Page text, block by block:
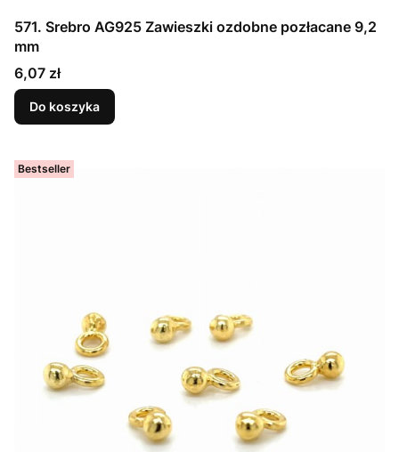
571. Srebro AG925 Zawieszki ozdobne pozłacane 9,2
mm
Cena
6,07 zł
Do koszyka
Bestseller